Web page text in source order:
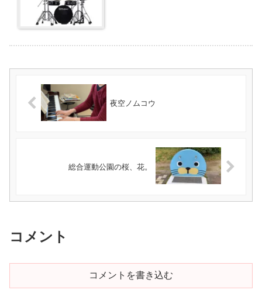
夜空ノムコウ
総合運動公園の桜、花。
コメント
コメントを書き込む